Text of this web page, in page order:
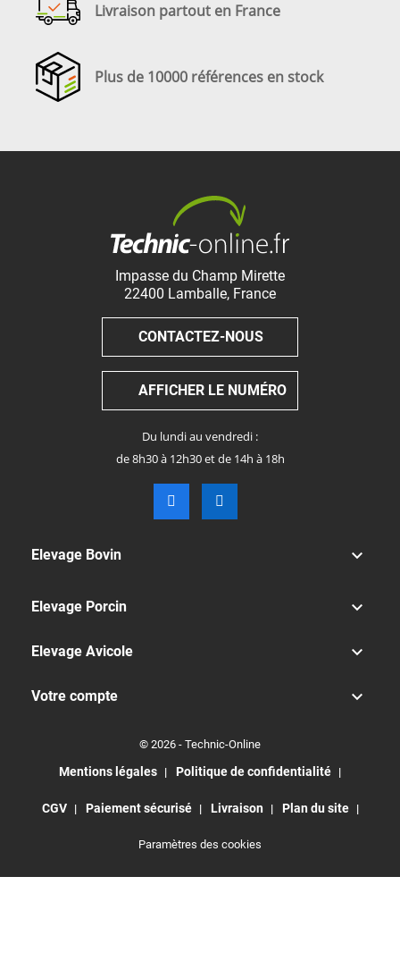
Livraison partout en France
Plus de 10000 références en stock
Impasse du Champ Mirette
22400 Lamballe, France
CONTACTEZ-NOUS
AFFICHER LE NUMÉRO
Du lundi au vendredi :
de 8h30 à 12h30 et de 14h à 18h
Elevage Bovin 
Elevage Porcin 
Elevage Avicole 
Votre compte 
© 2026 - Technic-Online
Mentions légales Politique de confidentialité
CGV Paiement sécurisé Livraison Plan du site
Paramètres des cookies